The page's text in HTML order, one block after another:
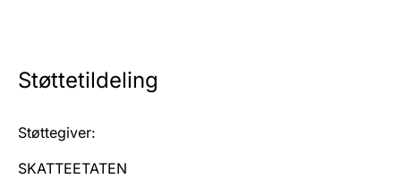
Tinglysing
Jeger
Betaling og jegeravgiftskort
Støttetildeling
Støttegiver:
SKATTEETATEN